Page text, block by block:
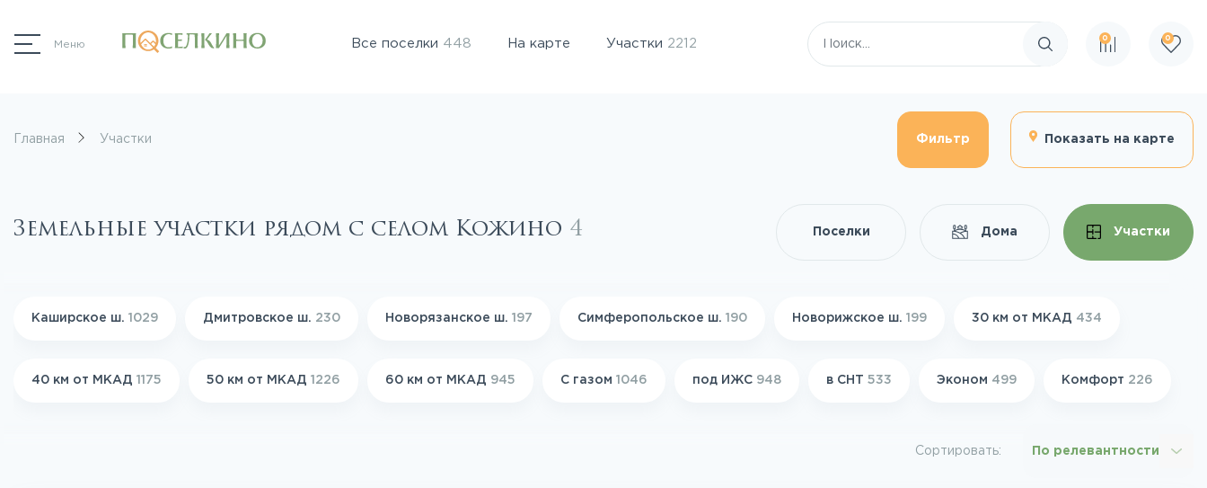
Меню Все поселки 448 На карте Участки 2212
Поиск по сайту
0 0
Главная Участки Фильтр Показать на карте
Земельные участки рядом с селом Кожино 4 Поселки Дома Участки
Каширское ш. 1029 Дмитровское ш. 230 Новорязанское ш. 197 Симферопольское ш. 190 Новорижское ш. 199 30 км от МКАД 434
40 км от МКАД 1175 50 км от МКАД 1226 60 км от МКАД 945 С газом 1046 под ИЖС 948 в СНТ 533 Эконом 499 Комфорт 226
Сортировать: По релевантности